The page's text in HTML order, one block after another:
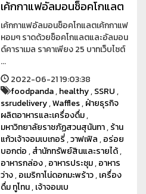
เค้กกาแฟอัลมอนช็อคโกแลต
เค้กกาแฟอัลมอนช็อคโกแลตเค้กกาแฟ
หอมๆ ราดด้วยช็อคโกแลตและอัลมอน
ด์คาราเมล ราคาเพียง 25 บาทเว็บไซต์
...
2022-06-21 19:03:38
foodpanda,healthy,SSRU,
ssrudelivery,Waffles,ฝ่ายธุรกิจ
ผลิตอาหารและเครื่องดื่ม,
มหาวิทยาลัยราชภัฏสวนสุนันทา,ร้าน
แก้วเจ้าจอมเบเกอรี่,วาฟเฟิล,อร่อย
บอกต่อ,สำนักทรัพย์สินและรายได้,
อาหารกล่อง,อาหารประชุม,อาหาร
ว่าง,อเมริกาโน่ดอกมะพร้าว,เครื่อง
ดื่ม ทูโทน,เจ้าจอมเบ